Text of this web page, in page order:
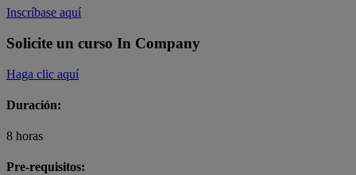
Inscríbase aquí
Solicite un curso In Company
Haga clic aquí
Duración:
8 horas
Pre-requisitos: